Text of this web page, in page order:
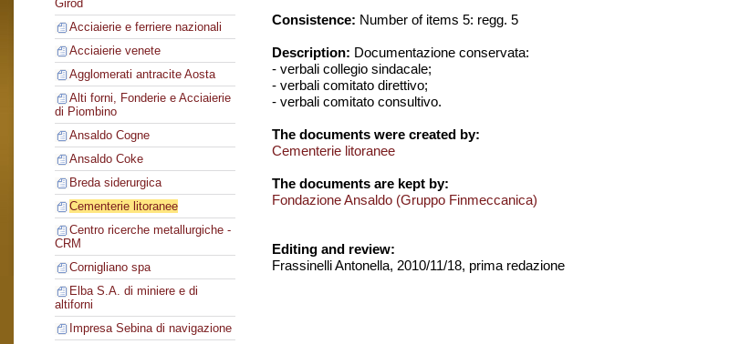
Girod
Acciaierie e ferriere nazionali
Acciaierie venete
Agglomerati antracite Aosta
Alti forni, Fonderie e Acciaierie
di Piombino
Ansaldo Cogne
Ansaldo Coke
Breda siderurgica
Cementerie litoranee
Centro ricerche metallurgiche -
CRM
Cornigliano spa
Elba S.A. di miniere e di
altiforni
Impresa Sebina di navigazione
Consistence: Number of items 5: regg. 5
Description: Documentazione conservata:
- verbali collegio sindacale;
- verbali comitato direttivo;
- verbali comitato consultivo.
The documents were created by:
Cementerie litoranee
The documents are kept by:
Fondazione Ansaldo (Gruppo Finmeccanica)
Editing and review:
Frassinelli Antonella, 2010/11/18, prima redazione